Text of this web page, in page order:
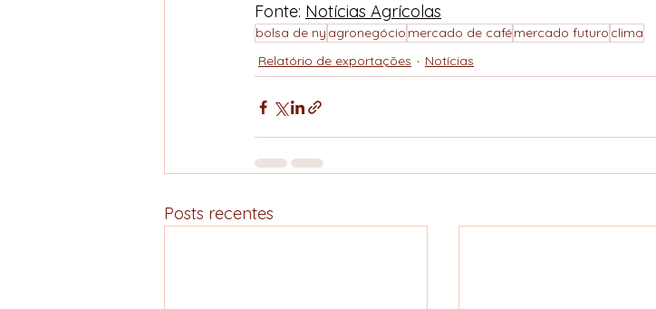
Fonte: Notícias Agrícolas
bolsa de ny agronegócio mercado de cafémercado futuro clima
Relatório de exportações
Notícias
Posts recentes